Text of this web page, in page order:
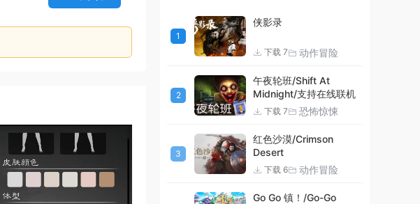
1
侠影录
下载 7 动作冒险
2
午夜轮班/Shift At
Midnight/支持在线联机
下载 7 恐怖惊悚
3
红色沙漠/Crimson
Desert
下载 6 动作冒险
Go Go 镇！/Go-Go